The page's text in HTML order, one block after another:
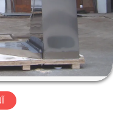
منتجات
معلومات
عنا